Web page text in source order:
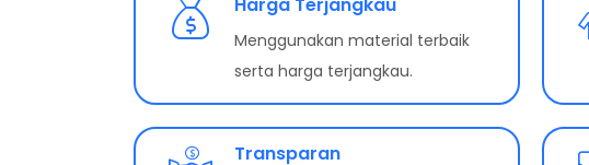
Harga Terjangkau
Menggunakan material terbaik
serta harga terjangkau.
Transparan